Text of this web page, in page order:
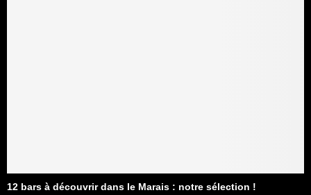
12 bars à découvrir dans le Marais : notre sélection !